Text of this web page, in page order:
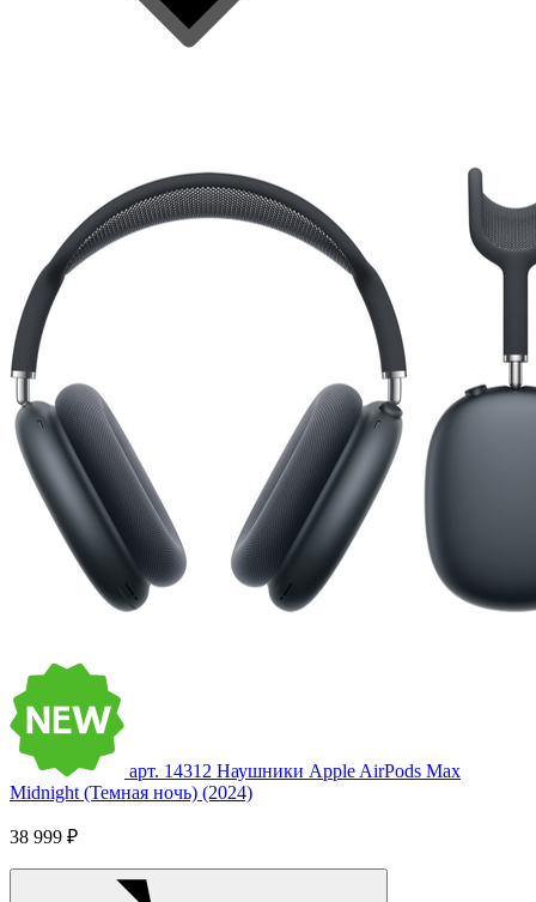
арт. 14312 Наушники Apple AirPods Max
Midnight (Темная ночь) (2024)
38 999 ₽